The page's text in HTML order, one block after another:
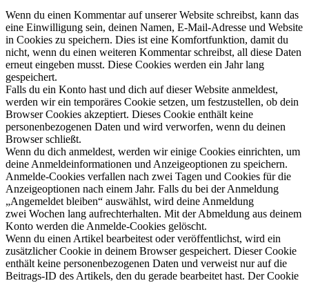
Wenn du einen Kommentar auf unserer Website schreibst, kann das
eine Einwilligung sein, deinen Namen, E-Mail-Adresse und Website
in Cookies zu speichern. Dies ist eine Komfortfunktion, damit du
nicht, wenn du einen weiteren Kommentar schreibst, all diese Daten
erneut eingeben musst. Diese Cookies werden ein Jahr lang
gespeichert.
Falls du ein Konto hast und dich auf dieser Website anmeldest,
werden wir ein temporäres Cookie setzen, um festzustellen, ob dein
Browser Cookies akzeptiert. Dieses Cookie enthält keine
personenbezogenen Daten und wird verworfen, wenn du deinen
Browser schließt.
Wenn du dich anmeldest, werden wir einige Cookies einrichten, um
deine Anmeldeinformationen und Anzeigeoptionen zu speichern.
Anmelde-Cookies verfallen nach zwei Tagen und Cookies für die
Anzeigeoptionen nach einem Jahr. Falls du bei der Anmeldung
„Angemeldet bleiben“ auswählst, wird deine Anmeldung
zwei Wochen lang aufrechterhalten. Mit der Abmeldung aus deinem
Konto werden die Anmelde-Cookies gelöscht.
Wenn du einen Artikel bearbeitest oder veröffentlichst, wird ein
zusätzlicher Cookie in deinem Browser gespeichert. Dieser Cookie
enthält keine personenbezogenen Daten und verweist nur auf die
Beitrags-ID des Artikels, den du gerade bearbeitet hast. Der Cookie